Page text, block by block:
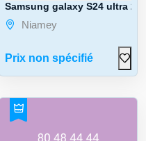
ram
Samsung galaxy S24 ultra
Niamey
Prix non spécifié